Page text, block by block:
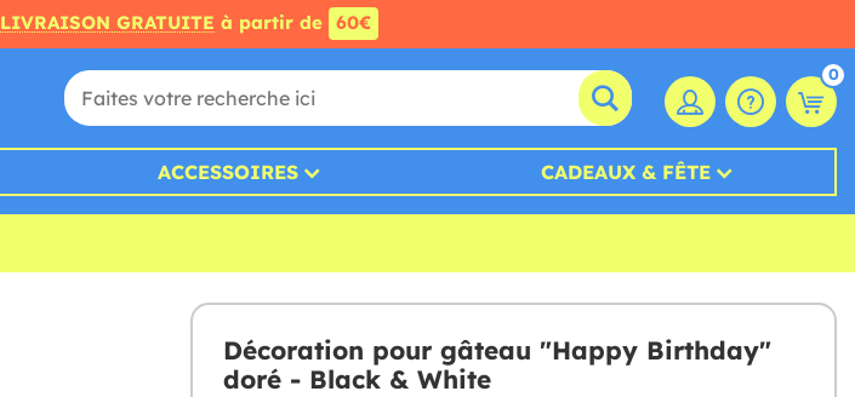
LIVRAISON GRATUITE à partir de 60€
0
ACCESSOIRES CADEAUX & FÊTE
Décoration pour gâteau "Happy Birthday"
doré - Black & White